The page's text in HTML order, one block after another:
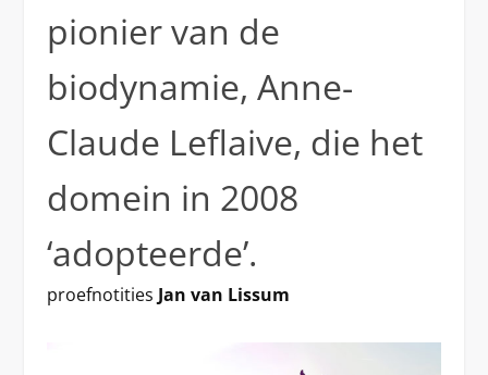
pionier van de
biodynamie, Anne-
Claude Leflaive, die het
domein in 2008
‘adopteerde’.
proefnotities Jan van Lissum